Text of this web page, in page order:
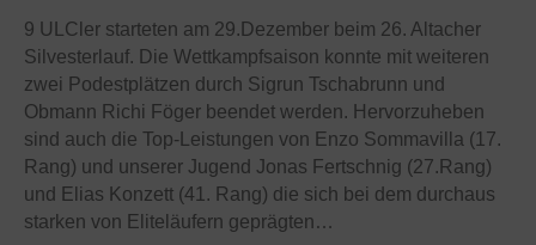
9 ULCler starteten am 29.Dezember beim 26. Altacher
Silvesterlauf. Die Wettkampfsaison konnte mit weiteren
zwei Podestplätzen durch Sigrun Tschabrunn und
Obmann Richi Föger beendet werden. Hervorzuheben
sind auch die Top-Leistungen von Enzo Sommavilla (17.
Rang) und unserer Jugend Jonas Fertschnig (27.Rang)
und Elias Konzett (41. Rang) die sich bei dem durchaus
starken von Eliteläufern geprägten…